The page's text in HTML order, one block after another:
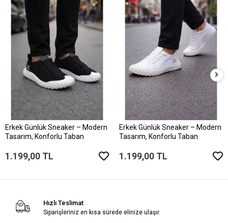
Erkek Günlük Sneaker – Modern
Tasarım, Konforlu Taban
1.199,00 TL
Erkek Günlük Sneaker – Modern
Tasarım, Konforlu Taban
1.199,00 TL
Hızlı Teslimat
Siparişleriniz en kısa sürede elinize ulaşır.